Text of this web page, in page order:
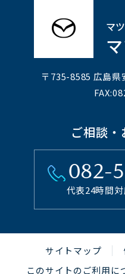
マ
〒735-8585 広島
ご相談
082-
代表24時間
サイトマップ
このサイトのご利用に